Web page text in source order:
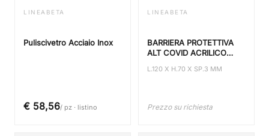
LINEABETA
Puliscivetro Acciaio Inox
€ 58,56/ pz · listino
LINEABETA
BARRIERA PROTETTIVA
ALT COVID ACRILICO
L.120 X H.70 X SP.3 MM
Prezzo su richiesta